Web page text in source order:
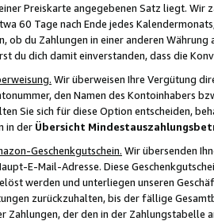
Preiskarte angegebenen Satz liegt.
60 Tage nach Ende jedes
ob du Zahlungen in einer anderen
du dich damit einverstanden, dass die
Wir überweisen Ihre Vergütung
den Namen des Kontoinhabers
Sie sich für diese Option entscheiden,
in der Übersicht
Geschenkgutschein. Wir übersenden
E-Mail-Adresse. Diese
werden und unterliegen unseren
zurückzuhalten, bis der fällige
Zahlungen, der den in der